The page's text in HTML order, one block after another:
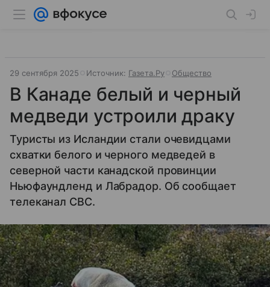
29 сентября 2025 Источник: Газета.Ру Общество
В Канаде белый и черный
медведи устроили драку
Туристы из Исландии стали очевидцами
схватки белого и черного медведей в
северной части канадской провинции
Ньюфаундленд и Лабрадор. Об сообщает
телеканал CBC.